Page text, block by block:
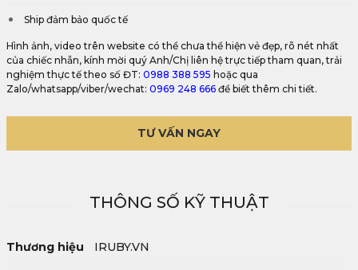
Ship đảm bảo quốc tế
Hình ảnh, video trên website có thể chưa thể hiện vẻ đẹp, rõ nét nhất
của chiếc nhẫn, kính mời quý Anh/Chị liên hệ trực tiếp tham quan, trải
nghiệm thực tế theo số ĐT: 0988 388 595 hoặc qua
Zalo/whatsapp/viber/wechat: 0969 248 666 để biết thêm chi tiết.
TƯ VẤN NGAY
THÔNG SỐ KỸ THUẬT
Thương hiệu IRUBY.VN